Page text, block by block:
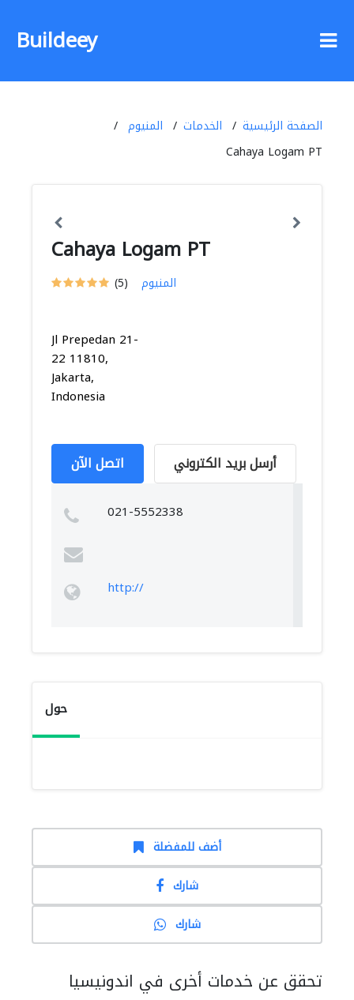
Buildeey
الصفحة الرئيسية الخدمات
المنيوم
Cahaya Logam PT
Cahaya Logam PT
(5) المنيوم
Jl Prepedan 21-
22 11810,
Jakarta,
Indonesia
اتصل الآن أرسل بريد الكتروني
021-5552338
http://
حول
أضف للمفضلة
شارك
شارك
تحقق عن خدمات أخرى في اندونيسيا